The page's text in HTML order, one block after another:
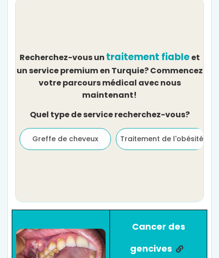
Recherchez-vous un traitement fiableet
un service premium en Turquie? Commencez
votre parcours médical avec nous
maintenant!
Quel type de service recherchez-vous?
Greffe de cheveux Traitement de l'obésité
Cancer des
gencives